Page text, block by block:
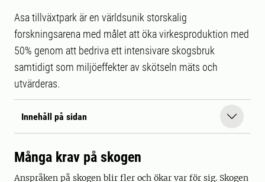
Asa tillväxtpark är en världsunik storskalig
forskningsarena med målet att öka virkesproduktion med
50% genom att bedriva ett intensivare skogsbruk
samtidigt som miljöeffekter av skötseln mäts och
utvärderas.
Innehåll på sidan
Många krav på skogen
Anspråken på skogen blir fler och ökar var för sig. Skogen